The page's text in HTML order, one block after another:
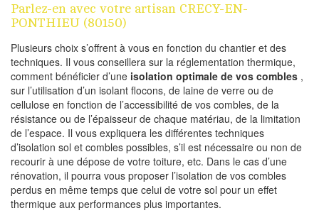
Parlez-en avec votre artisan CRECY-EN-
PONTHIEU (80150)
Plusieurs choix s’offrent à vous en fonction du chantier et des
techniques. Il vous conseillera sur la réglementation thermique,
comment bénéficier d’une isolation optimale de vos combles ,
sur l’utilisation d’un isolant flocons, de laine de verre ou de
cellulose en fonction de l’accessibilité de vos combles, de la
résistance ou de l’épaisseur de chaque matériau, de la limitation
de l’espace. Il vous expliquera les différentes techniques
d’isolation sol et combles possibles, s’il est nécessaire ou non de
recourir à une dépose de votre toiture, etc. Dans le cas d’une
rénovation, il pourra vous proposer l’isolation de vos combles
perdus en même temps que celui de votre sol pour un effet
thermique aux performances plus importantes.